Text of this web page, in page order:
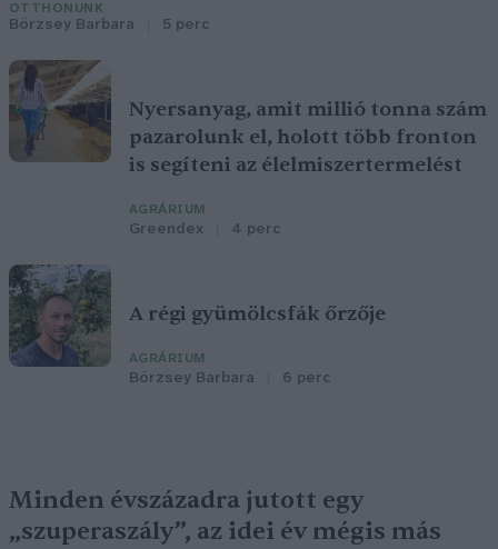
OTTHONUNK
Börzsey Barbara 5 perc
Nyersanyag, amit millió tonna szám
pazarolunk el, holott több fronton
is segíteni az élelmiszertermelést
AGRÁRIUM
Greendex 4 perc
A régi gyümölcsfák őrzője
AGRÁRIUM
Börzsey Barbara 6 perc
Minden évszázadra jutott egy
„szuperaszály”, az idei év mégis más